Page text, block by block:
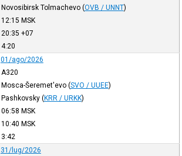
Novosibirsk Tolmachevo (OVB / UNNT)
12:15 MSK
20:35 +07
4:20
01/ago/2026
A320
Mosca-Šeremet'evo (SVO / UUEE)
Pashkovsky (KRR / URKK)
06:58 MSK
10:40 MSK
3:42
31/lug/2026